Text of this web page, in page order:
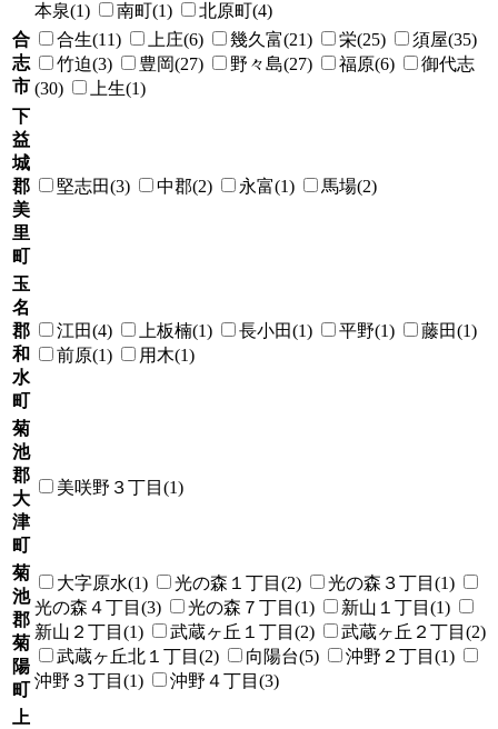
本泉(1)
南町(1)
北原町(4)
合
志
市
合生(11) 上庄(6) 幾久富(21) 栄(25)
須屋(35)
竹迫(3)
豊岡(27) 野々島(27) 福原(6)
御代志
(30)
上生(1)
下
益
城
郡
美
里
町
堅志田(3) 中郡(2) 永富(1) 馬場(2)
玉
名
郡
和
水
町
江田(4) 上板楠(1) 長小田(1) 平野(1)
藤田(1)
前原(1)
用木(1)
菊
池
郡
大
津
町
美咲野３丁目(1)
菊
池
郡
菊
陽
町
大字原水(1) 光の森１丁目(2)
光の森３丁目(1)
光の森４丁目(3)
光の森７丁目(1)
新山１丁目(1)
新山２丁目(1)
武蔵ヶ丘１丁目(2)
武蔵ヶ丘２丁目(2)
武蔵ヶ丘北１丁目(2)
向陽台(5)
沖野２丁目(1)
沖野３丁目(1)
沖野４丁目(3)
上